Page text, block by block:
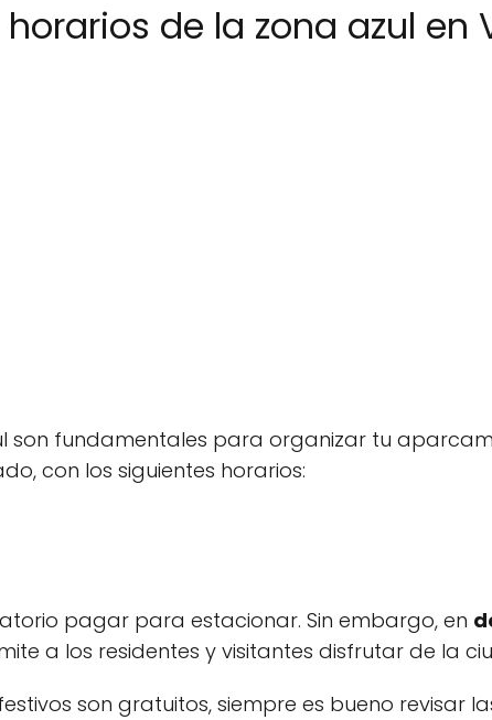
de la zona azul en
son fundamentales para organizar tu
con los siguientes horarios:
pagar para estacionar. Sin embargo, en
a los residentes y visitantes disfrutar de la
son gratuitos, siempre es bueno revisar